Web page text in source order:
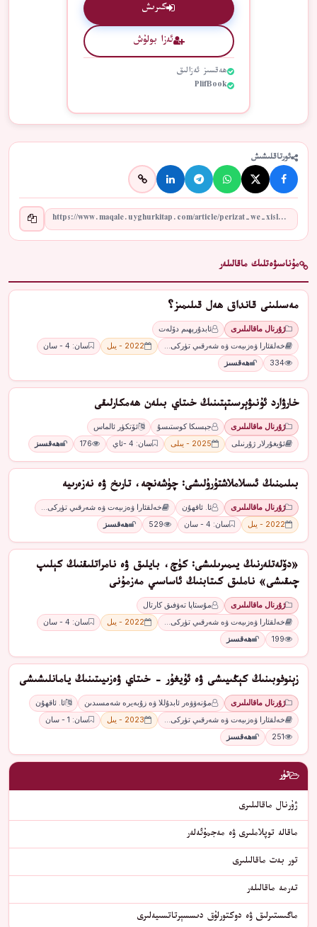
كىرىش
ئەزا بولۇش
ھەقسىز ئەزالىق
PlifBook
ئورتاقلىشىش
مۇناسىۋەتلىك ماقالىلەر
مەسىلىنى قانداق ھەل قىلىمىز؟
ژۇرنال ماقالىلىرى
ئابدۇرېھىم دۆلەت
خەلقئارا ۋەزىيەت ۋە شەرقىي تۈركى…
2022 - يىل
سان: 4 - سان
334
ھەقسىز
ﺧﺎﺭﯞﺍﺭﺩ ﺋﯘﻧﯩﯟﯦﺮﺳﯩﺘﯧﺘﯩﻨﯩﯔ ﺧﯩﺘﺎﻱ ﺑﯩﻠﻪﻥ ھەمكارلىقى
ژۇرنال ماقالىلىرى ﺟﯧﺴﯩﻜﺎ ﻛﻮﺳﺘﯩﺴﯘ
ﺋﯚﺗﻜﯜﺭ ﺋﺎﻟﻤﺎﺱ
ئۇيغۇرلار ژۇرنىلى
2025 - يىلى سان: 4 -ئاي 176 ھەقسىز
بىلىمنىڭ ئىسلاملاشتۇرۇلىشى: چۈشەنچە، تارىخ ۋە نەزەرىيە
ژۇرنال ماقالىلىرى ئا. ئاقھۇن
خەلقئارا ۋەزىيەت ۋە شەرقىي تۈركى…
2022 - يىل
سان: 4 - سان 529 ھەقسىز
«دۆلەتلەرنىڭ يىمىرىلىشى: كۈچ، بايلىق ۋە نامراتلىقنىڭ كېلىپ
چىقىشى» ناملىق كىتابنىڭ ئاساسىي مەزمۇنى
ژۇرنال ماقالىلىرى
مۇستاپا تەۋفىق كارتال
خەلقئارا ۋەزىيەت ۋە شەرقىي تۈركى…
2022 - يىل
سان: 4 - سان
199
ھەقسىز
زېنوفوبىنىڭ كېڭىيىشى ۋە ئۇيغۇر - خىتاي ۋەزىيىتىنىڭ يامانلىشىشى
ژۇرنال ماقالىلىرى مۇنەۋۋەر ئابدۇللا ۋە زۇبەيرە شەمسىدىن
ئا. ئاقھۇن
خەلقئارا ۋەزىيەت ۋە شەرقىي تۈركى…
2023 - يىل
سان: 1 - سان
251
ھەقسىز
تۈر
ژۇرنال ماقالىلىرى
ماقالە توپلاملىرى ۋە مەجمۇئەلەر
تور بەت ماقالىلىرى
تەرمە ماقالىلەر
ماگىستىرلىق ۋە دوكتورلۇق دىسسېرتاتسىيەلىرى